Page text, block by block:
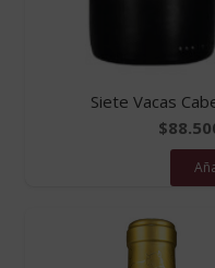
Siete Vacas
$